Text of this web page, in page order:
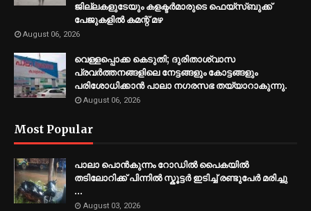
ജില്ലകളുടേയും കളക്ടര്‍മാരുടെ ഫെയ്‌സ്ബുക്ക്
പേജുകളില്‍ കമന്റ് മഴ
August 06, 2026
വെള്ളപ്പൊക്ക കെടുതി; ദുരിതാശ്വാസ
പ്രവര്‍ത്തനങ്ങളിലെ നേട്ടങ്ങളും കോട്ടങ്ങളും
പരിശോധിക്കാന്‍ പാലാ നഗരസഭ തയ്യാറാകുന്നു.
August 06, 2026
Most Popular
പാലാ പൊൻകുന്നം റോഡിൽ പൈകയിൽ
തടിലോറിക്ക് പിന്നിൽ സ്കൂട്ടർ ഇടിച്ച് രണ്ടുപേർ മരിച്ചു
...
August 03, 2026